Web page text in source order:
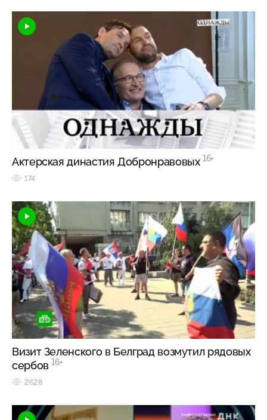
Актерская династия Добронравовых 16+
174
Визит Зеленского в Белград возмутил рядовых
сербов 16+
2628